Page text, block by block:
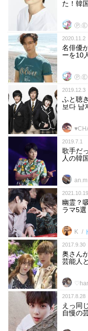
た！韓
Ⓟ.Ⓔ
2020.11.2
名俳優
ーを10
Ⓟ.Ⓔ
2019.12.3
ふと聴
보다 남
2019.7.1
歌手だ
人の韓
an.m
2021.10.19
幽霊？
ラマ5選
K
2017.9.30
奥さん
芸能人
2017.8.28
えっ同
自慢の